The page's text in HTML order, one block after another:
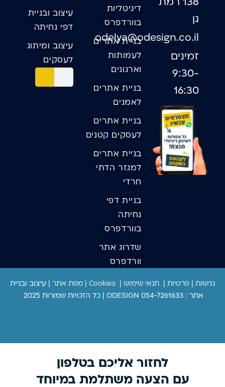
138 רמת
גן
odelya@odesign.co.il
זמינים
9:30-
16:30
דיגיטליות
בוורדפרס
בניית אתרים
לעמותות
וארגונים
בניית אתרים
לאמנים
בניית אתרים
לעסקים קטנים
בניית אתרים
למגזר הדתי
חרדי
בניית דפי
נחיתה
בוורדפרס
שדרוג אתר
וורדפרס
עיצוב ובניית
דפי נחיתה
עיצוב ומיתוג
לעסקים
נגישות פרטיות תנאי שימוש Cookies מפת אתר
עיצוב ובניית
אתר : ODESIGN 054-7261633 | כל הזכויות שמורות 2025
לחזור אליכם בטלפון
עם הצעה משתלמת במיוחד